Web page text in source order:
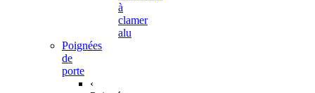
à
clamer
alu
Poignées
de
porte
‹